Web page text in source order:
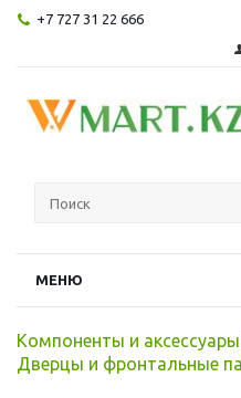
+7 727 31 22 666
МЕНЮ
Компоненты и
Дверцы и фронтальные